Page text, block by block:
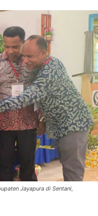
Jayapura di Sentani,